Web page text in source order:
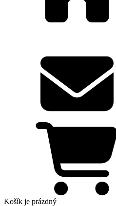
Košík je prázdný